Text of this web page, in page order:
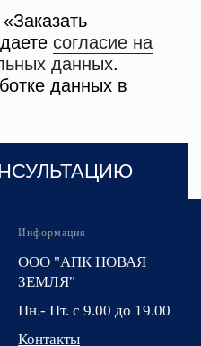
Информация
ООО "АПК НОВАЯ
ЗЕМЛЯ"
Пн.- Пт. с 9.00 до 19.00
Контакты